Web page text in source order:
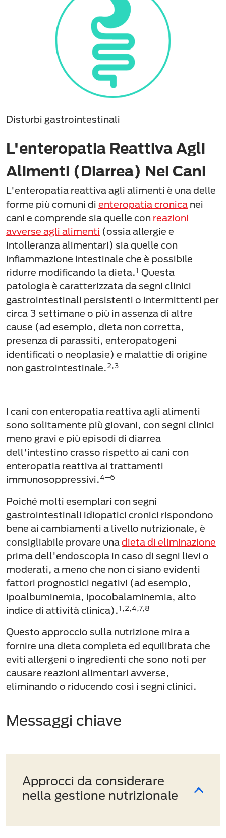
Disturbi gastrointestinali
L'enteropatia Reattiva Agli
Alimenti (Diarrea) Nei Cani
L'enteropatia reattiva agli alimenti è una delle
forme più comuni di enteropatia cronica nei
cani e comprende sia quelle con reazioni
avverse agli alimenti (ossia allergie e
intolleranza alimentari) sia quelle con
infiammazione intestinale che è possibile
ridurre modificando la dieta.1 Questa
patologia è caratterizzata da segni clinici
gastrointestinali persistenti o intermittenti per
circa 3 settimane o più in assenza di altre
cause (ad esempio, dieta non corretta,
presenza di parassiti, enteropatogeni
identificati o neoplasie) e malattie di origine
non gastrointestinale.2,3
I cani con enteropatia reattiva agli alimenti
sono solitamente più giovani, con segni clinici
meno gravi e più episodi di diarrea
dell'intestino crasso rispetto ai cani con
enteropatia reattiva ai trattamenti
immunosoppressivi.4─6
Poiché molti esemplari con segni
gastrointestinali idiopatici cronici rispondono
bene ai cambiamenti a livello nutrizionale, è
consigliabile provare unadieta di eliminazione
prima dell'endoscopia in caso di segni lievi o
moderati, a meno che non ci siano evidenti
fattori prognostici negativi (ad esempio,
ipoalbuminemia, ipocobalaminemia, alto
indice di attività clinica).1,2,4,7,8
Questo approccio sulla nutrizione mira a
fornire una dieta completa ed equilibrata che
eviti allergeni o ingredienti che sono noti per
causare reazioni alimentari avverse,
eliminando o riducendo così i segni clinici.
Messaggi chiave
Approcci da considerare
nella gestione nutrizionale